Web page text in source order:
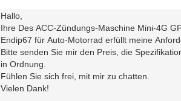
Realzeitstandort: Genaue
können der Fernsteuerungsfahrzeugstatus
Eingebaute Batterie: Eingebaute hochwertige
verhindern, das Netzanschlusskabel zu
lang zu arbeiten.